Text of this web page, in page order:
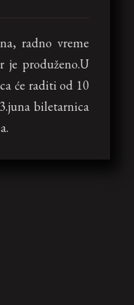
radno vreme
je produženo.U
će raditi od 10
biletarnica